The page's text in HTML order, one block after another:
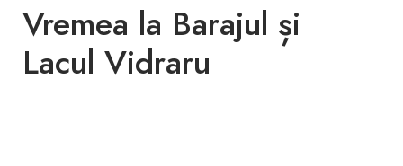
Vremea la Barajul și
Lacul Vidraru